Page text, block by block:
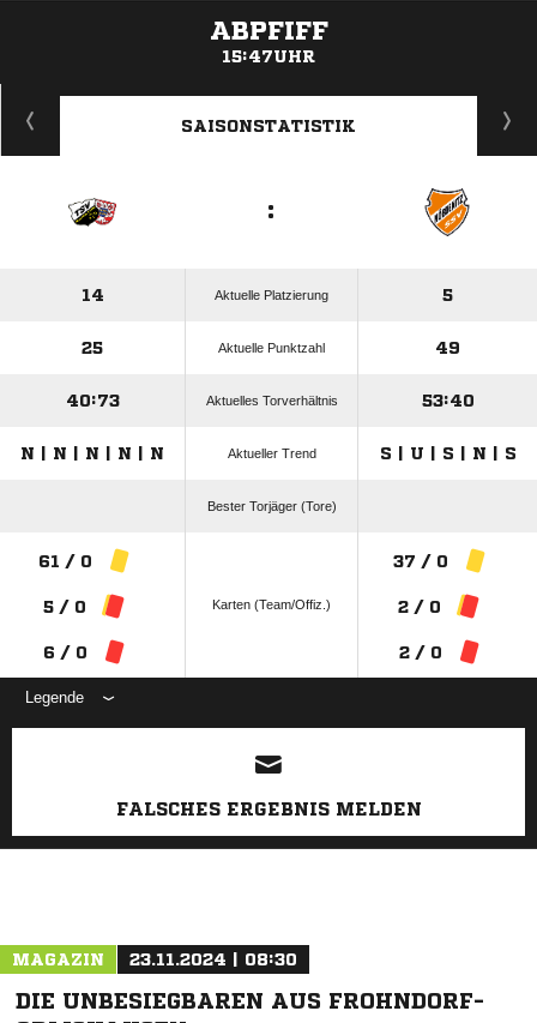
ABPFIFF
15:47UHR
ANZEIGE
SAISONSTATISTIK
:
14 Aktuelle Platzierung 5
25 Aktuelle Punktzahl 49
40:73 Aktuelles Torverhältnis 53:40
N | N | N | N | N Aktueller Trend S | U | S | N | S
Bester Torjäger (Tore)
61 / 0
5 / 0
6 / 0
Karten (Team/Offiz.)
37 / 0
2 / 0
2 / 0
Legende
ANZEIGE
FALSCHES ERGEBNIS MELDEN
MAGAZIN 23.11.2024 | 08:30
DIE UNBESIEGBAREN AUS FROHNDORF-